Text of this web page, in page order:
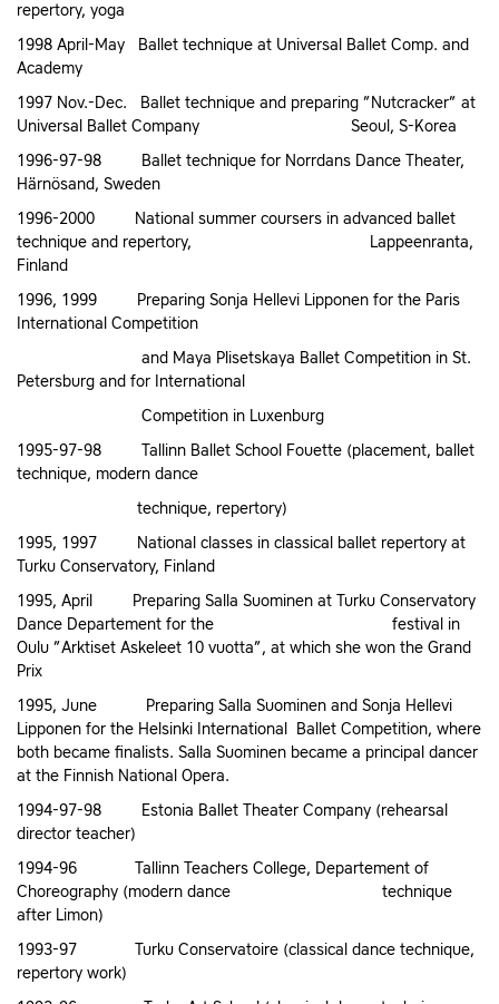
repertory, yoga
1998 April-May Ballet technique at Universal Ballet Comp. and
Academy
1997 Nov.-Dec. Ballet technique and preparing ”Nutcracker” at
Universal Ballet Company Seoul, S-Korea
1996-97-98 Ballet technique for Norrdans Dance Theater,
Härnösand, Sweden
1996-2000 National summer coursers in advanced ballet
technique and repertory, Lappeenranta,
Finland
1996, 1999 Preparing Sonja Hellevi Lipponen for the Paris
International Competition
and Maya Plisetskaya Ballet Competition in St.
Petersburg and for International
Competition in Luxenburg
1995-97-98 Tallinn Ballet School Fouette (placement, ballet
technique, modern dance
technique, repertory)
1995, 1997 National classes in classical ballet repertory at
Turku Conservatory, Finland
1995, April Preparing Salla Suominen at Turku Conservatory
Dance Departement for the festival in
Oulu ”Arktiset Askeleet 10 vuotta”, at which she won the Grand
Prix
1995, June Preparing Salla Suominen and Sonja Hellevi
Lipponen for the Helsinki International Ballet Competition, where
both became finalists. Salla Suominen became a principal dancer
at the Finnish National Opera.
1994-97-98 Estonia Ballet Theater Company (rehearsal
director teacher)
1994-96 Tallinn Teachers College, Departement of
Choreography (modern dance technique
after Limon)
1993-97 Turku Conservatoire (classical dance technique,
repertory work)